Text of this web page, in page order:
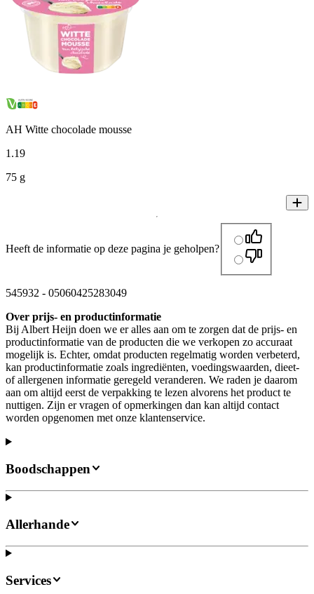
AH Witte chocolade mousse
1 .19
75 g
Heeft de informatie op deze pagina je geholpen?
545932 - 05060425283049
Over prijs- en productinformatie
Bij Albert Heijn doen we er alles aan om te zorgen dat de prijs- en
productinformatie van de producten die we verkopen zo accuraat
mogelijk is. Echter, omdat producten regelmatig worden verbeterd,
kan productinformatie zoals ingrediënten, voedingswaarden, dieet-
of allergenen informatie geregeld veranderen. We raden je daarom
aan om altijd eerst de verpakking te lezen alvorens het product te
nuttigen. Zijn er vragen of opmerkingen dan kan altijd contact
worden opgenomen met onze klantenservice.
Boodschappen
Allerhande
Services